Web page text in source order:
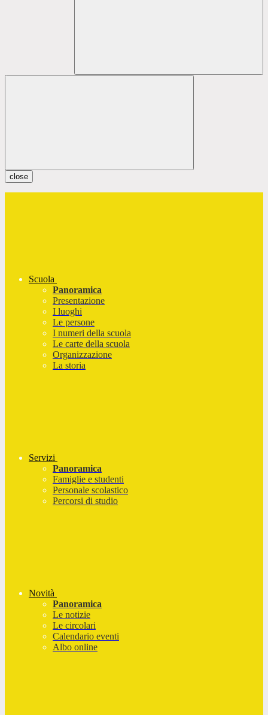
close
Scuola
Panoramica
Presentazione
I luoghi
Le persone
I numeri della scuola
Le carte della scuola
Organizzazione
La storia
Servizi
Panoramica
Famiglie e studenti
Personale scolastico
Percorsi di studio
Novità
Panoramica
Le notizie
Le circolari
Calendario eventi
Albo online